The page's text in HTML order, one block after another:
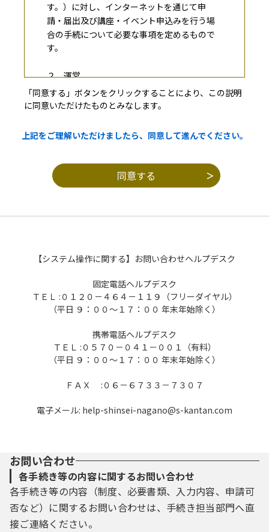
す。）に対し、インターネットを通じて申
請・届出及び講座・イベント申込みを行う場
合の手続について必要な事項を定めるもので
す。
２ 運営
本サービスの運営は、長野県市町村自治振
興組合が行います。
３ 利用規約の同意
本サービスを利用して申請・届出等手続を
ことが必要です。このことを前提に、構成団
体は本サービスを提供します。本サービスを
お、閲覧のみについても、この規約に同意さ
れたものとみなします。
４ 利用者ＩＤ・パスワード等の登録・変更
及び削除
行う場合は、利用者たる本人が利用方法に従
い利用者登録を行うことができるものとしま
す。
ドレスへＵＲＬを送信します。利用者は、メ
ことで、本登録を行います。
要な事項を本サービス上で登録してくださ
い。
(3) 住所、氏名、メールアドレス等に変更があ
った場合は変更手続を行ってください。
(4) 利用者登録にて登録された情報は、構成団
体にて管理されます。
「同意する」ボタンをクリックすることにより、この説明
に同意いただけたものとみなします。
上記をご理解いただけましたら、同意して進んでください。
【システム操作に関する】お問い合わせヘルプデスク
固定電話ヘルプデスク
ＴＥＬ :０１２０－４６４－１１９（フリーダイヤル）
（平日 ９：００～１７：００ 年末年始除く）
携帯電話ヘルプデスク
ＴＥＬ :０５７０－０４１－００１（有料）
（平日 ９：００～１７：００ 年末年始除く）
ＦＡＸ :０６－６７３３－７３０７
電子メール: help-shinsei-nagano@s-kantan.com
お問い合わせ
各手続き等の内容に関するお問い合わせ
各手続き等の内容（制度、必要書類、入力内容、申請可
否など）に関するお問い合わせは、手続き担当部門へ直
接ご連絡ください。